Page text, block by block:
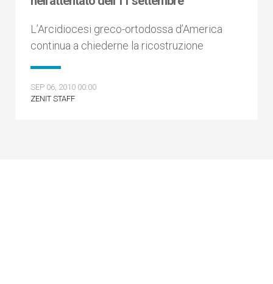
L’Arcidiocesi greco-ortodossa d’America
continua a chiederne la ricostruzione
SEP 06, 2010 00:00
ZENIT STAFF